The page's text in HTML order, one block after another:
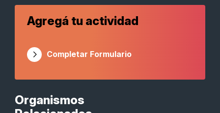
Organismos
Agregá tu actividad
Completar Formulario